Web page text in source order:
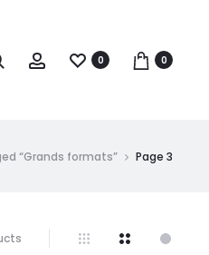
0 0
“Grands formats” Page 3